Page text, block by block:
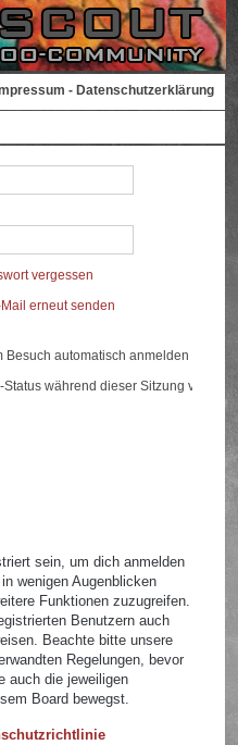
- Datenschutzerklärung
vergessen
erneut senden
Besuch automatisch anmelden
Status während dieser Sitzung
sein, um dich anmelden
wenigen Augenblicken
Funktionen zuzugreifen.
Benutzern auch
Beachte bitte unsere
Regelungen, bevor
auch die jeweiligen
Board bewegst.